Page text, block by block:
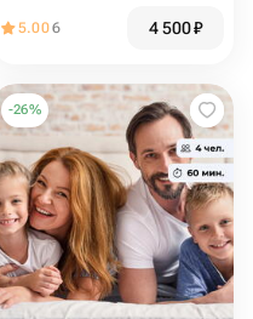
5.006 4 500₽
-26%